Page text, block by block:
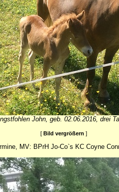
John, geb. 02.06.2016, drei
[ Bild vergrößern ]
MV: BPrH Jo-Co`s KC Coyne